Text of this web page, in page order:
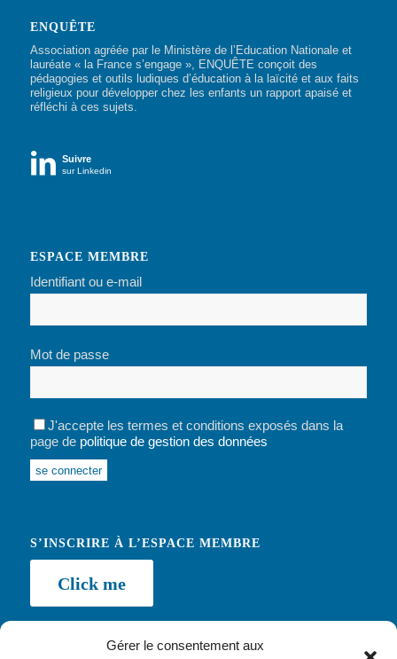
Gérer le consentement aux
ENQUÊTE
Association agréée par le Ministère de l’Education Nationale et
lauréate « la France s’engage », ENQUÊTE conçoit des
pédagogies et outils ludiques d’éducation à la laïcité et aux faits
religieux pour développer chez les enfants un rapport apaisé et
réfléchi à ces sujets.
 Suivre
sur Linkedin
ESPACE MEMBRE
Identifiant ou e-mail
Mot de passe
J'accepte les termes et conditions exposés dans la
page de politique de gestion des données
Alternative:
S’INSCRIRE À L’ESPACE MEMBRE
Click me